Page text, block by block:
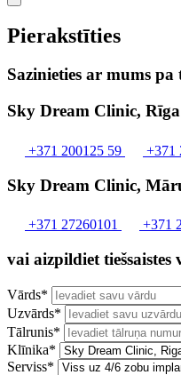
Pierakstīties
Sazinieties ar mums pa
Sky Dream Clinic, Rīga
+371 200125 59 +371
Sky Dream Clinic,
+371 27260101 +371
vai aizpildiet tiešsaistes
Vārds*
Uzvārds*
Tālrunis*
Klīnika*
Serviss*